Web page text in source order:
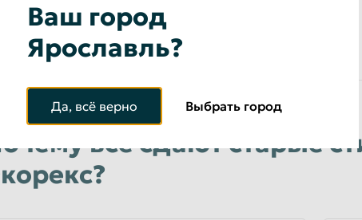
все сдают старые
Ваш город
Ярославль?
Да, всё верно Выбрать город